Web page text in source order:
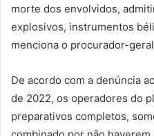
morte dos envolvidos,
explosivos, instrumentos
menciona o procurador-
De acordo com a denúncia
de 2022, os operadores do
preparativos completos,